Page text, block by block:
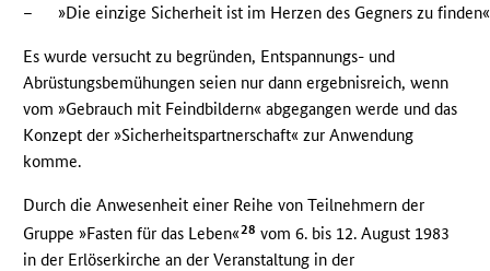
–
»Die einzige Sicherheit ist im Herzen des Gegners zu
Es wurde versucht zu begründen, Entspannungs- und
Abrüstungsbemühungen seien nur dann ergebnisreich, wenn
vom »Gebrauch mit Feindbildern« abgegangen werde und das
Konzept der »Sicherheitspartnerschaft« zur Anwendung
komme.
Durch die Anwesenheit einer Reihe von Teilnehmern der
Gruppe »Fasten für das Leben«28 vom 6. bis 12. August 1983
in der Erlöserkirche an der Veranstaltung in der